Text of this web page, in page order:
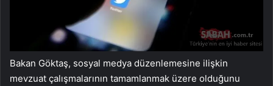
Bakan Göktaş, sosyal medya düzenlemesine ilişkin
mevzuat çalışmalarının tamamlanmak üzere olduğunu